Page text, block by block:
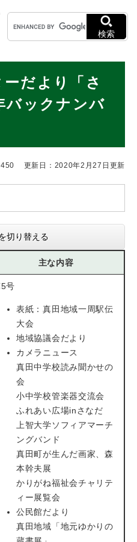
して本文へ
キ
ー
ワ
検
検索
だより「さ
バックナンバ
更新日：2020年2月27日更新
切り替える
主な内容
号
表紙：真田地域一周駅伝
大会
地域協議会だより
カメラニュース
真田中学校読み聞かせの
会
小中学校管楽器交流会
ふれあい広場inさなだ
上智大学ソフィアマーチ
ングバンド
真田町が生んだ画家、森
本幹夫展
かりがね福祉会チャリテ
ィー展覧会
公民館だより
真田地域「地元ゆかりの